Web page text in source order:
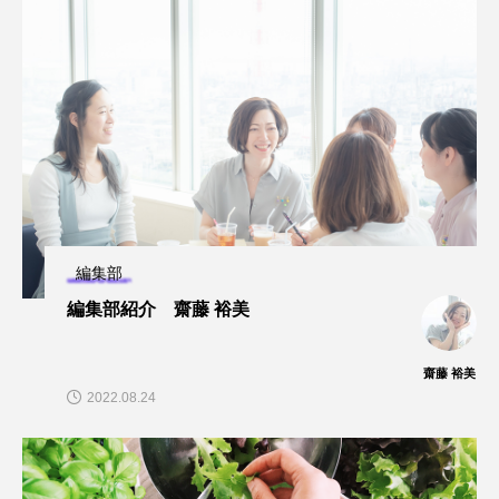
編集部
編集部紹介 齋藤 裕美
齋藤 裕美
2022.08.24